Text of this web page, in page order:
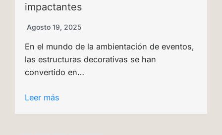
impactantes
Agosto 19, 2025
En el mundo de la ambientación de eventos,
las estructuras decorativas se han
convertido en…
Leer más